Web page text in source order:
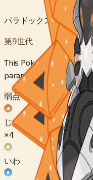
パラドックスポケモン
第9世代
This Pokémon
paranormal magazine
弱点
じめん
×4
いわ